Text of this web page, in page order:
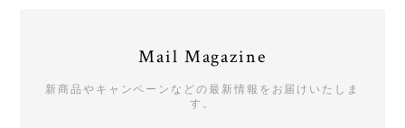
Mail Magazine
新商品やキャンペーンなどの最新情報をお届けいたしま
す。